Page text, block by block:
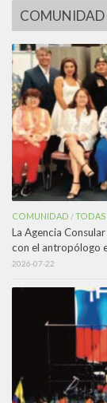
COMUNIDAD
COMUNIDAD /TODAS
La Agencia
con el antropólogo
2026-07-22